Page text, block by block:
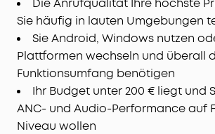
Die Anrufqualität Ihre höchste
Sie häufig in lauten Umgebungen
Sie Android, Windows nutzen
Plattformen wechseln und überall
Funktionsumfang benötigen
Ihr Budget unter 200 € liegt und
ANC- und Audio-Performance auf
Niveau wollen